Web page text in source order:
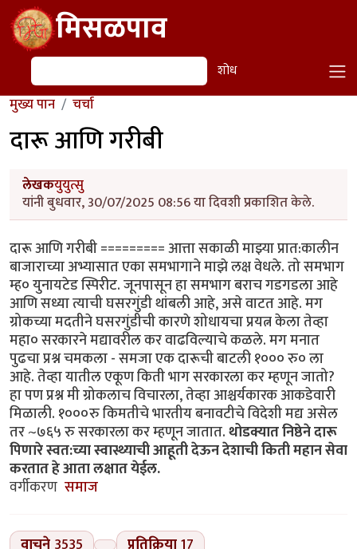
Skip to main contentमिसळपाव
शोध शोध
मुख्य पान चर्चा
दारू आणि गरीबी
लेखकयुयुत्सु
यांनी बुधवार, 30/07/2025 08:56 या दिवशी प्रकाशित केले.
दारू आणि गरीबी ========= आत्ता सकाळी माझ्या प्रात:कालीन
बाजाराच्या अभ्यासात एका समभागाने माझे लक्ष वेधले. तो समभाग
म्ह० युनायटेड स्पिरीट. जूनपासून हा समभाग बराच गडगडला आहे
आणि सध्या त्याची घसरगुंडी थांबली आहे, असे वाटत आहे. मग
ग्रोकच्या मदतीने घसरगुंडीची कारणे शोधायचा प्रयत्न केला तेव्हा
महा० सरकारने मद्यावरील कर वाढविल्याचे कळले. मग मनात
पुढचा प्रश्न चमकला - समजा एक दारूची बाटली १००० रु० ला
आहे. तेव्हा यातील एकूण किती भाग सरकारला कर म्हणून जातो?
हा पण प्रश्न मी ग्रोकलाच विचारला, तेव्हा आश्चर्यकारक आकडेवारी
मिळाली. १०००रु किमतीचे भारतीय बनावटीचे विदेशी मद्य असेल
तर ~७६५ रु सरकारला कर म्हणून जातात.थोडक्यात निष्ठेने दारू
पिणारे स्वत:च्या स्वास्थ्याची आहूती देऊन देशाची किती महान सेवा
करतात हे आता लक्षात येईल.
वर्गीकरण समाज